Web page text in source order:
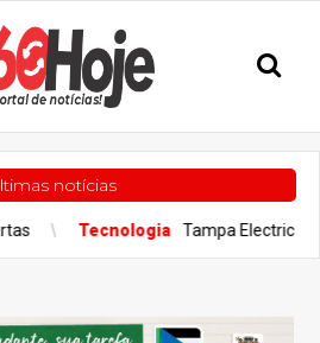
notícias
Tampa Electric Seleciona